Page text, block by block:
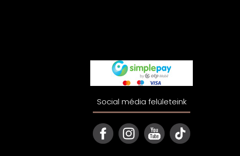
Social média felületeink